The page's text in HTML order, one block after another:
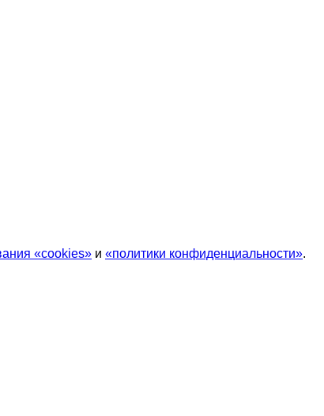
«cookies» и «политики конфиденциальности».